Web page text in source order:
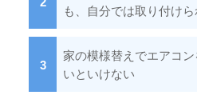
も、自分では取り付け
家の模様替えでエアコ
いといけない